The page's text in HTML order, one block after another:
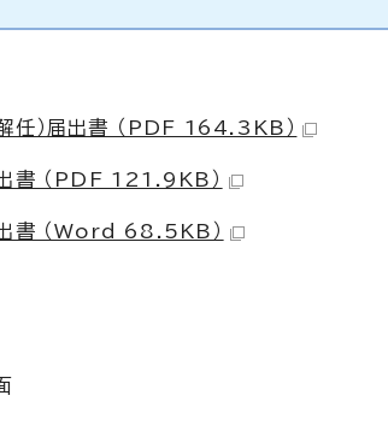
任）届出書 （PDF 164.3KB）
出書 （PDF 121.9KB）
出書 （Word 68.5KB）